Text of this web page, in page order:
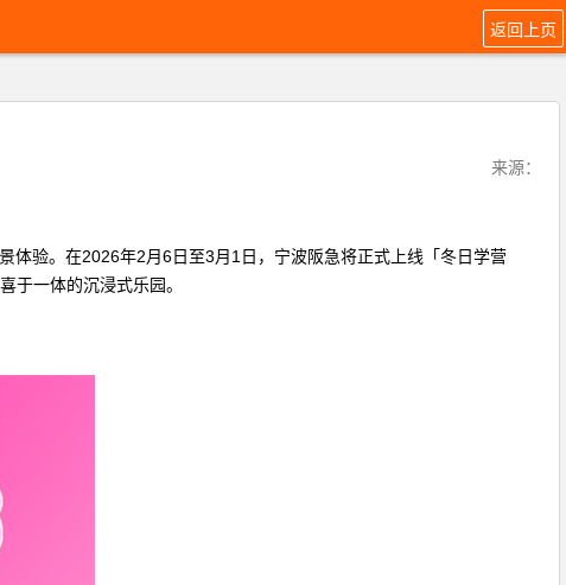
返回上页
来源：
体验。在2026年2月6日至3月1日，宁波阪急将正式上线「冬日学营
于一体的沉浸式乐园。